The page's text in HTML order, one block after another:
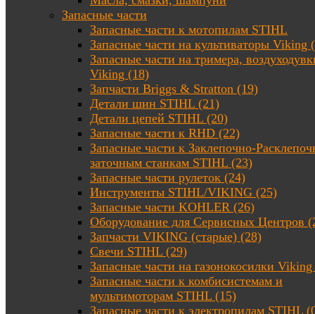
Запасные части
Запасные части к мотопилам STIHL
Запасные части на культиваторы Viking
Запасные части на тримера,
Viking (18)
Запчасти Briggs & Stratton (19)
Детали шин STIHL (21)
Детали цепей STIHL (20)
Запасные части к RHD (22)
Запасные части к Заклепочно-
заточным станкам STIHL (23)
Запасные части рулеток (24)
Инструменты STIHL/VIKING (25)
Запасные части KOHLER (26)
Оборудование для Сервисных Центров
Запчасти VIKING (старые) (28)
Свечи STIHL (29)
Запасные части на газонокосилки
Запасные части к комбисистемам и
мультимоторам STIHL (15)
Запасные части к электропилам STIHL